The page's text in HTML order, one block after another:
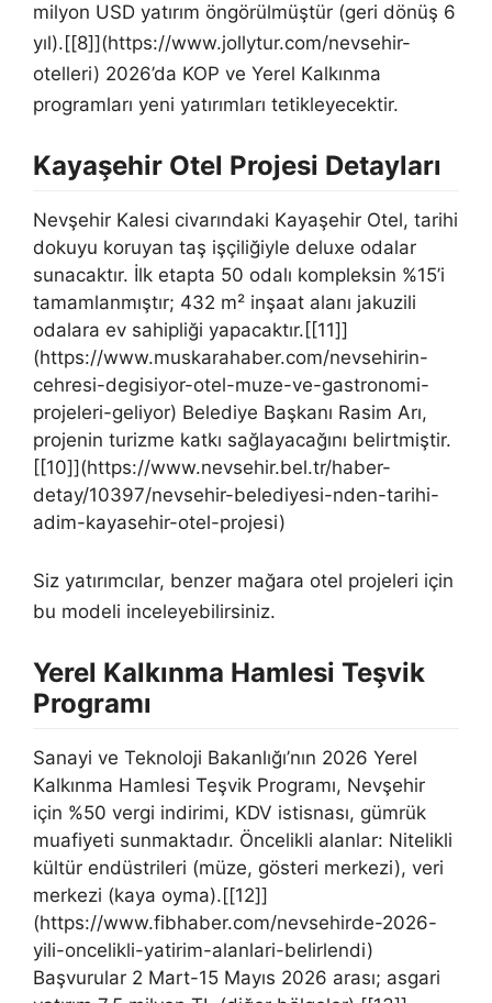
milyon USD yatırım öngörülmüştür (geri dönüş 6
yıl).[[8]](https://www.jollytur.com/nevsehir-
otelleri) 2026’da KOP ve Yerel Kalkınma
programları yeni yatırımları tetikleyecektir.
Kayaşehir Otel Projesi Detayları
Nevşehir Kalesi civarındaki Kayaşehir Otel, tarihi
dokuyu koruyan taş işçiliğiyle deluxe odalar
sunacaktır. İlk etapta 50 odalı kompleksin %15’i
tamamlanmıştır; 432 m² inşaat alanı jakuzili
odalara ev sahipliği yapacaktır.[[11]]
(https://www.muskarahaber.com/nevsehirin-
cehresi-degisiyor-otel-muze-ve-gastronomi-
projeleri-geliyor) Belediye Başkanı Rasim Arı,
projenin turizme katkı sağlayacağını belirtmiştir.
[[10]](https://www.nevsehir.bel.tr/haber-
detay/10397/nevsehir-belediyesi-nden-tarihi-
adim-kayasehir-otel-projesi)
Siz yatırımcılar, benzer mağara otel projeleri için
bu modeli inceleyebilirsiniz.
Yerel Kalkınma Hamlesi Teşvik
Programı
Sanayi ve Teknoloji Bakanlığı’nın 2026 Yerel
Kalkınma Hamlesi Teşvik Programı, Nevşehir
için %50 vergi indirimi, KDV istisnası, gümrük
muafiyeti sunmaktadır. Öncelikli alanlar: Nitelikli
kültür endüstrileri (müze, gösteri merkezi), veri
merkezi (kaya oyma).[[12]]
(https://www.fibhaber.com/nevsehirde-2026-
yili-oncelikli-yatirim-alanlari-belirlendi)
Başvurular 2 Mart-15 Mayıs 2026 arası; asgari